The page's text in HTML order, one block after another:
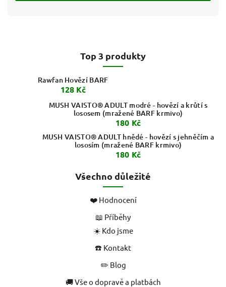
Top 3 produkty
Rawfan Hovězí BARF
128 Kč
MUSH VAISTO® ADULT modré - hovězí a krůtí s
lososem (mražené BARF krmivo)
180 Kč
MUSH VAISTO® ADULT hnědé - hovězí s jehněčím a
lososím (mražené BARF krmivo)
180 Kč
Všechno důležité
❤️ Hodnocení
📖 Příběhy
☀️ Kdo jsme
☎️ Kontakt
✏️ Blog
🚚 Vše o dopravě a platbách